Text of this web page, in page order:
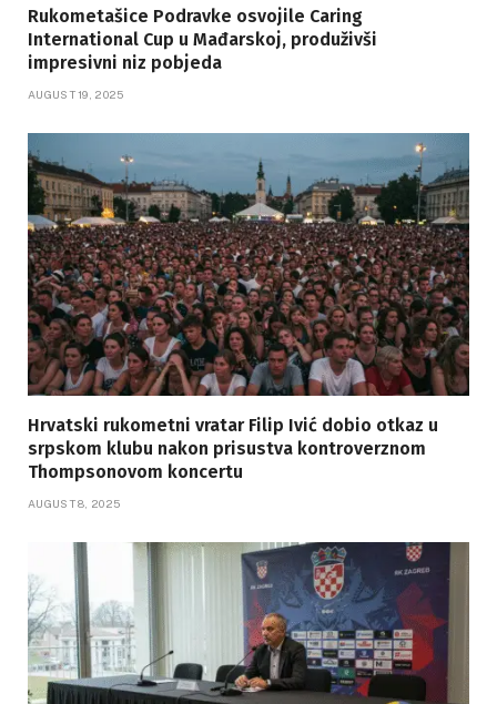
Rukometašice Podravke osvojile Caring
International Cup u Mađarskoj, produživši
impresivni niz pobjeda
AUGUST 19, 2025
Hrvatski rukometni vratar Filip Ivić dobio otkaz u
srpskom klubu nakon prisustva kontroverznom
Thompsonovom koncertu
AUGUST 8, 2025